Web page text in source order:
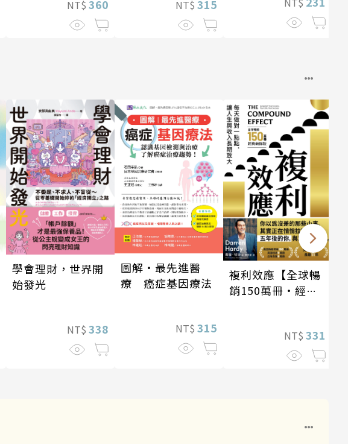
NT$ 360 NT$ 315
學會理財，世界開
始發光
NT$ 338
圖解‧最先進醫
療 癌症基因療法
NT$ 315
複利效應【全球暢
銷150萬冊・經典
NT$ 331